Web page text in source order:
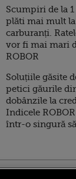
Scumpiri de la
plăti mai mult
carburanți.
vor fi mai mari
ROBOR
Soluțiile găsite
petici găurile
dobânzile la
Indicele
într-o singură